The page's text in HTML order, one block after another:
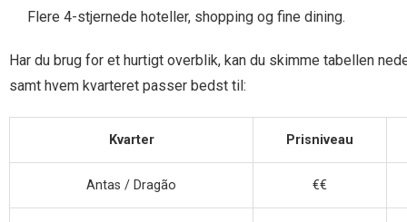
Flere 4-stjernede hoteller, shopping og fine dining.
Har du brug for et hurtigt overblik, kan du skimme tabellen
samt hvem kvarteret passer bedst til:
Kvarter Prisniveau
Antas / Dragão €€